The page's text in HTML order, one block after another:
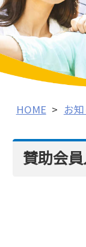
HOME > お
賛助会